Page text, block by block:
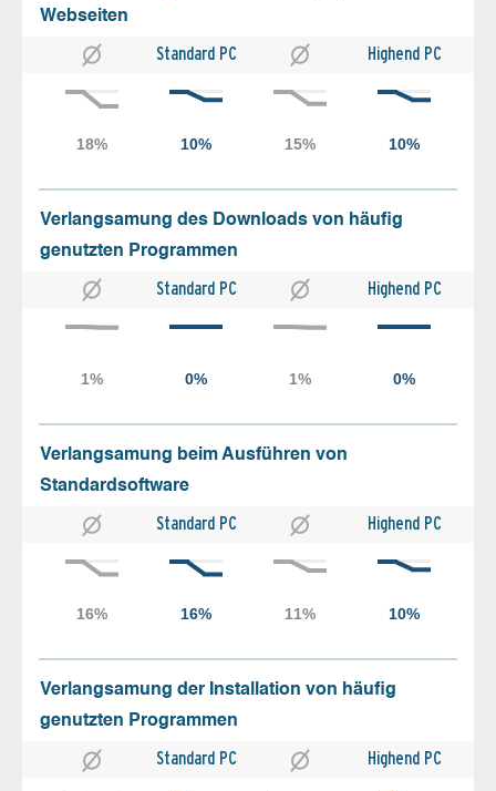
Webseiten
Standard PC Highend PC
Verlangsamung des Downloads von häufig
genutzten Programmen
Standard PC Highend PC
Verlangsamung beim Ausführen von
Standardsoftware
Standard PC Highend PC
Verlangsamung der Installation von häufig
genutzten Programmen
Standard PC Highend PC